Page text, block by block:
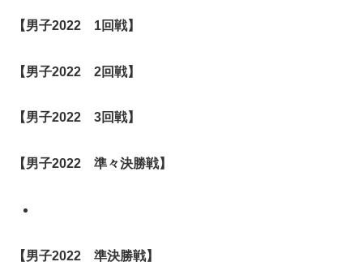
【男子2022 1回戦】
【男子2022 2回戦】
【男子2022 3回戦】
【男子2022 準々決勝戦】
【男子2022 準決勝戦】